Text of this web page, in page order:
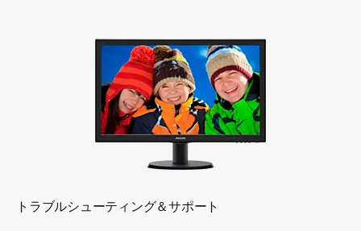
トラブルシューティング＆サポート